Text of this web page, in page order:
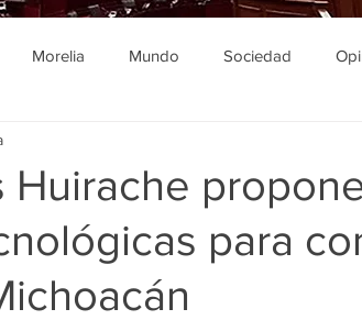
Morelia Mundo Sociedad
Gobierno Guanajuato Zamora
Huirache
para